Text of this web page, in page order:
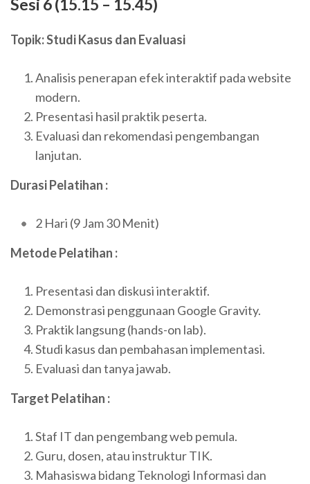
Sesi 6 (15.15 – 15.45)
Topik: Studi Kasus dan Evaluasi
Analisis penerapan efek interaktif pada website
modern.
Presentasi hasil praktik peserta.
Evaluasi dan rekomendasi pengembangan
lanjutan.
Durasi Pelatihan :
2 Hari (9 Jam 30 Menit)
Metode Pelatihan :
Presentasi dan diskusi interaktif.
Demonstrasi penggunaan Google Gravity.
Praktik langsung (hands-on lab).
Studi kasus dan pembahasan implementasi.
Evaluasi dan tanya jawab.
Target Pelatihan :
Staf IT dan pengembang web pemula.
Guru, dosen, atau instruktur TIK.
Mahasiswa bidang Teknologi Informasi dan